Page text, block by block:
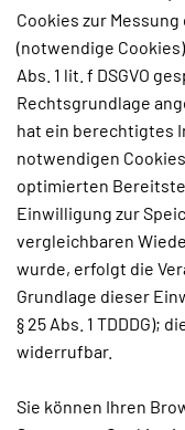
Cookies zur
(notwendige
Abs. 1 lit. f DSGVO
Rechtsgrundlage
hat ein berechtigtes
notwendigen
optimierten
Einwilligung zur
vergleichbaren
wurde, erfolgt die
Grundlage dieser
§ 25 Abs. 1 TDDDG);
widerrufbar.
Sie können Ihren